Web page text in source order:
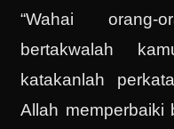
“Wahai
bertakwalah
katakanlah
Allah memperbaiki